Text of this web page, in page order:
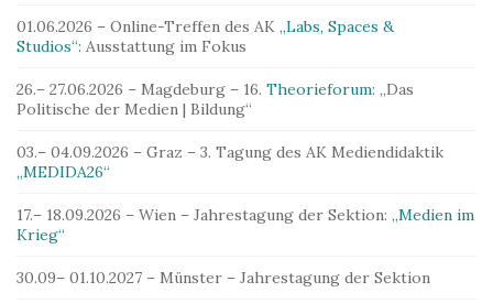
01.06.2026 – Online-Treffen des AK „Labs, Spaces &
Studios“: Ausstattung im Fokus
26.– 27.06.2026 – Magdeburg – 16. Theorieforum: „Das
Politische der Medien | Bildung“
03.– 04.09.2026 – Graz – 3. Tagung des AK Mediendidaktik
„MEDIDA26“
17.– 18.09.2026 – Wien – Jahrestagung der Sektion: „Medien im
Krieg“
30.09– 01.10.2027 – Münster – Jahrestagung der Sektion